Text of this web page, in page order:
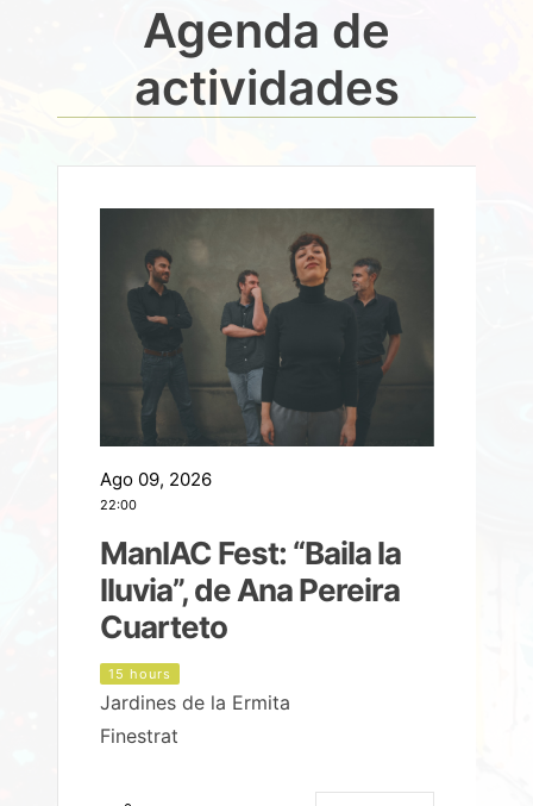
Agenda de
actividades
Ago 09, 2026
22:00
ManIAC Fest: “Baila la
lluvia”, de Ana Pereira
Cuarteto
15 hours
Jardines de la Ermita
Finestrat